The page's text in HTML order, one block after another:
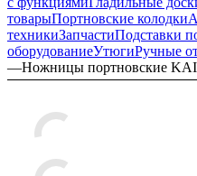
товарыПортновские колодки
техникиЗапчастиПодставки
оборудованиеУтюгиРучные
—Ножницы портновские